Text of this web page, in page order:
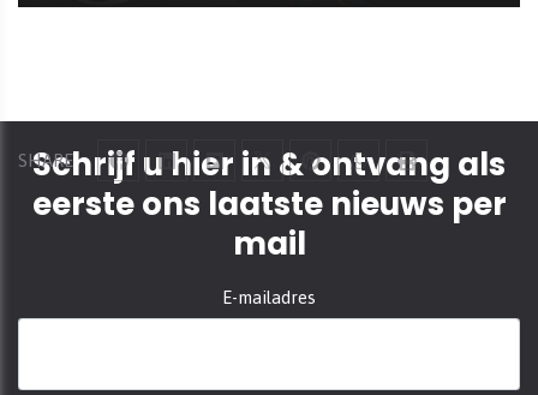
SHARE
Schrijf u hier in & ontvang als
eerste ons laatste nieuws per
mail
E-mailadres